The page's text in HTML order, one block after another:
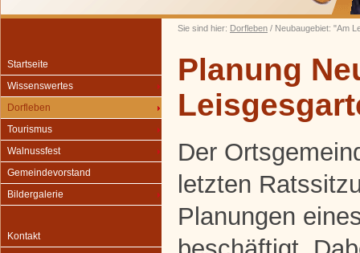
Sie sind hier: Dorfleben / Neubaugebiet: "Am
Startseite
Wissenswertes
Dorfleben
Tourismus
Walnussfest
Gemeindevorstand
Bildergalerie
Kontakt
Planung
Der
letzten
Planungen